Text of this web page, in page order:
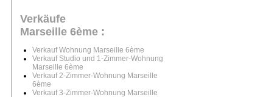
Verkäufe
Marseille 6ème :
Verkauf Wohnung Marseille 6ème
Verkauf Studio und 1-Zimmer-Wohnung
Marseille 6ème
Verkauf 2-Zimmer-Wohnung Marseille
6ème
Verkauf 3-Zimmer-Wohnung Marseille